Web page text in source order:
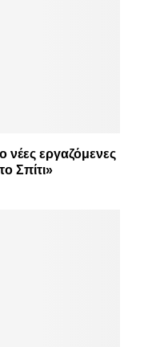
εργαζόμενες
Σπίτι»